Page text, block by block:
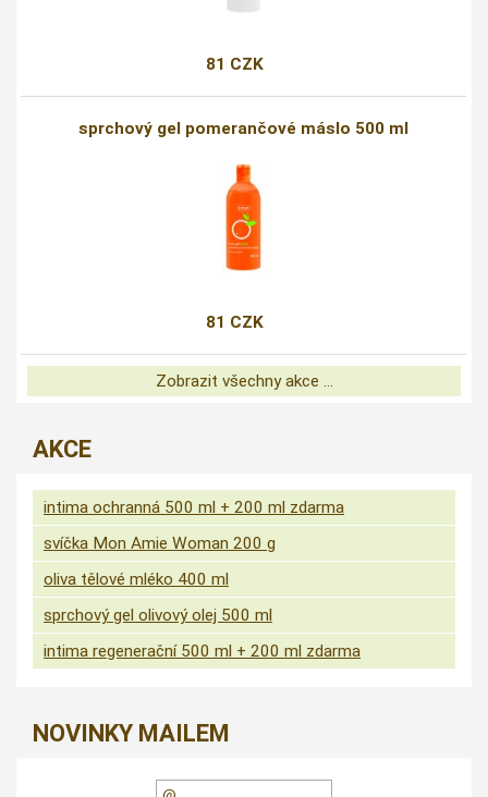
81 CZK
sprchový gel pomerančové máslo 500 ml
81 CZK
Zobrazit všechny akce ...
AKCE
intima ochranná 500 ml + 200 ml zdarma
svíčka Mon Amie Woman 200 g
oliva tělové mléko 400 ml
sprchový gel olivový olej 500 ml
intima regenerační 500 ml + 200 ml zdarma
NOVINKY MAILEM